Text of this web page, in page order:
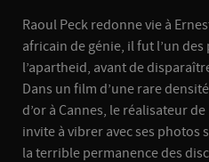
Raoul Peck redonne vie à
africain de génie, il fut l’un
l’apartheid, avant de
Dans un film d’une rare
d’or à Cannes, le réalisateur
invite à vibrer avec ses photos
la terrible permanence des